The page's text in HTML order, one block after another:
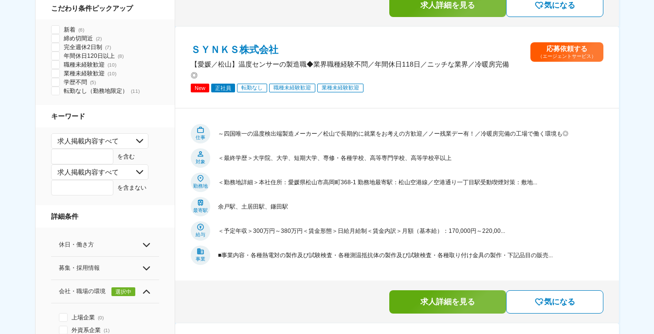
こだわり条件ピックアップ
新着 (6)
締め切間近 (2)
完全週休2日制 (7)
年間休日120日以上 (8)
職種未経験歓迎 (10)
業種未経験歓迎 (10)
学歴不問 (5)
転勤なし（勤務地限定） (11)
キーワード
求人掲載内容すべて
を含む
求人掲載内容すべて
を含まない
詳細条件
休日・働き方
募集・採用情報
会社・職場の環境 選択中
上場企業 (0)
外資系企業 (1)
求人詳細を見る 気になる
ＳＹＮＫＳ株式会社
【愛媛／松山】温度センサーの製造職◆業界職種経験不問／年間休日118日／ニッチな業界／冷暖房完備
◎
New 正社員 転勤なし 職種未経験歓迎 業種未経験歓迎
応募依頼する
（エージェントサービス）
仕事
～四国唯一の温度検出端製造メーカー／松山で長期的に就業をお考えの方歓迎／ノー残業デー有！／冷暖房完備の工場で働く環境も◎
対象
＜最終学歴＞大学院、大学、短期大学、専修・各種学校、高等専門学校、高等学校卒以上
勤務地
＜勤務地詳細＞本社住所：愛媛県松山市高岡町368-1 勤務地最寄駅：松山空港線／空港通り一丁目駅受動喫煙対策：敷地...
最寄駅
余戸駅、土居田駅、鎌田駅
給与
＜予定年収＞300万円～380万円＜賃金形態＞日給月給制＜賃金内訳＞月額（基本給）：170,000円～220,00...
事業
■事業内容・各種熱電対の製作及び試験検査・各種測温抵抗体の製作及び試験検査・各種取り付け金具の製作・下記品目の販売...
求人詳細を見る 気になる